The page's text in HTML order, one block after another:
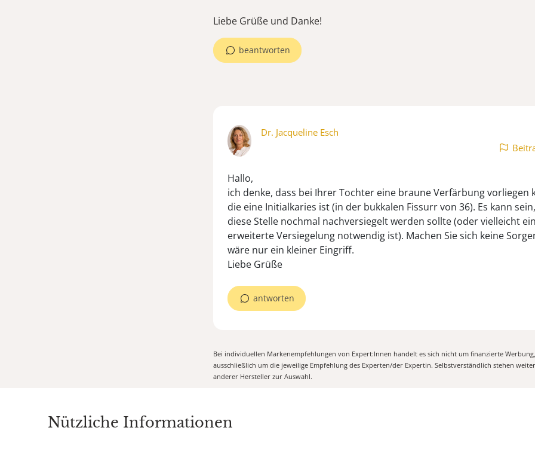
Liebe Grüße und Danke!
beantworten
Dr. Jacqueline Esch
Hallo,
ich denke, dass bei Ihrer Tochter eine braune Verfärbung vorliegen
die eine Initialkaries ist (in der bukkalen Fissurr von 36). Es kann
diese Stelle nochmal nachversiegelt werden sollte (oder vielleicht
erweiterte Versiegelung notwendig ist). Machen Sie sich keine
wäre nur ein kleiner Eingriff.
Liebe Grüße
antworten
Bei individuellen Markenempfehlungen von Expert:Innen handelt es sich nicht um finanzierte
ausschließlich um die jeweilige Empfehlung des Experten/der Expertin. Selbstverständlich stehen
anderer Hersteller zur Auswahl.
Nützliche Informationen